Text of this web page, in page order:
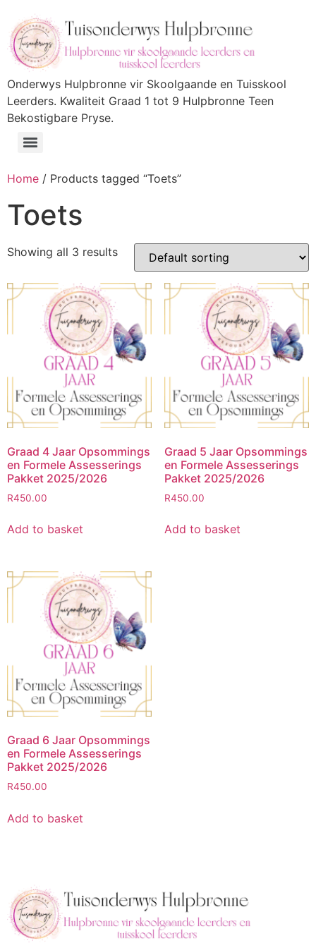
Onderwys Hulpbronne vir Skoolgaande en Tuisskool
Leerders. Kwaliteit Graad 1 tot 9 Hulpbronne Teen
Bekostigbare Pryse.
Home / Products tagged “Toets”
Toets
Showing all 3 results
Graad 4 Jaar Opsommings
en Formele Assesserings
Pakket 2025/2026
R450.00
Add to basket
Graad 5 Jaar Opsommings
en Formele Assesserings
Pakket 2025/2026
R450.00
Add to basket
Graad 6 Jaar Opsommings
en Formele Assesserings
Pakket 2025/2026
R450.00
Add to basket